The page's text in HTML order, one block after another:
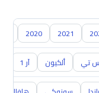
2021
2020
تي ألكيون آر 1